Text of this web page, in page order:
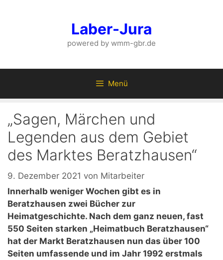
Laber-Jura
powered by wmm-gbr.de
Menü
„Sagen, Märchen und
Legenden aus dem Gebiet
des Marktes Beratzhausen“
9. Dezember 2021 von Mitarbeiter
Innerhalb weniger Wochen gibt es in
Beratzhausen zwei Bücher zur
Heimatgeschichte. Nach dem ganz neuen, fast
550 Seiten starken „Heimatbuch Beratzhausen“
hat der Markt Beratzhausen nun das über 100
Seiten umfassende und im Jahr 1992 erstmals